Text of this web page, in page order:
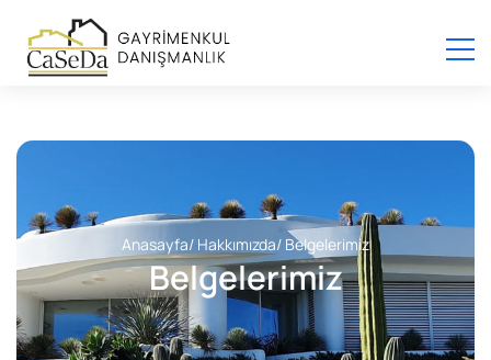
Anasayfa/ Hakkımızda/ Belgelerimiz
Belgelerimiz